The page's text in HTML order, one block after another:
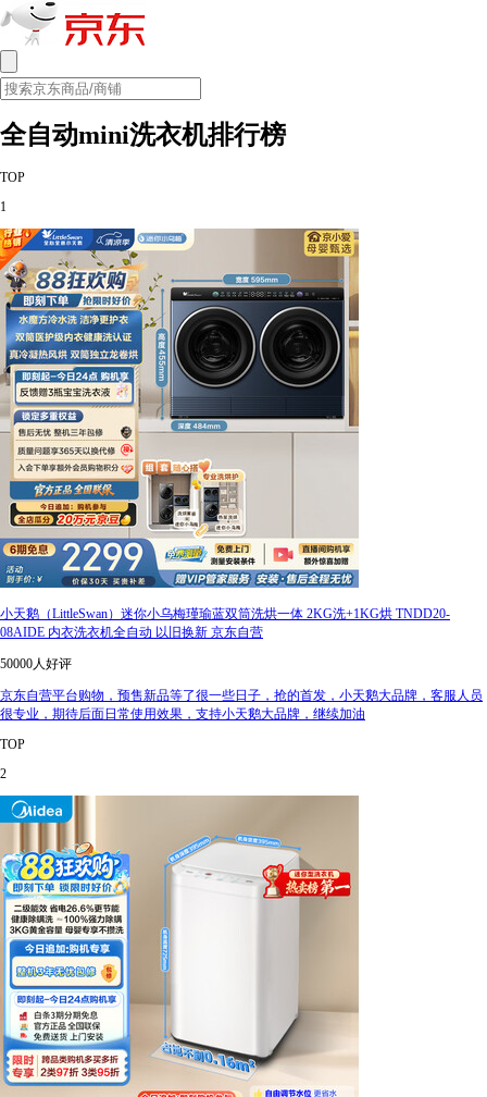
全自动mini洗衣机排行榜
TOP
1
小天鹅（LittleSwan）迷你小乌梅瑾瑜蓝双筒洗烘一体 2KG洗+1KG烘 TNDD20-
08AIDE 内衣洗衣机全自动 以旧换新 京东自营
50000人好评
京东自营平台购物，预售新品等了很一些日子，抢的首发，小天鹅大品牌，客服人员
很专业，期待后面日常使用效果，支持小天鹅大品牌，继续加油
TOP
2